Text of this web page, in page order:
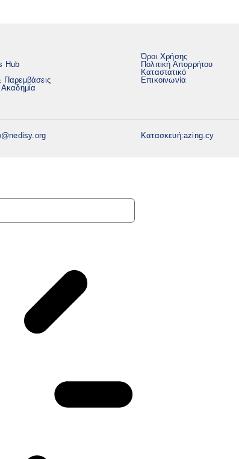
Hub
Παρεμβάσεις
Ακαδημία
Όροι Χρήσης
Πολιτική Απορρήτου
Καταστατικό
Επικοινωνία
Κατασκευή:azing.cy